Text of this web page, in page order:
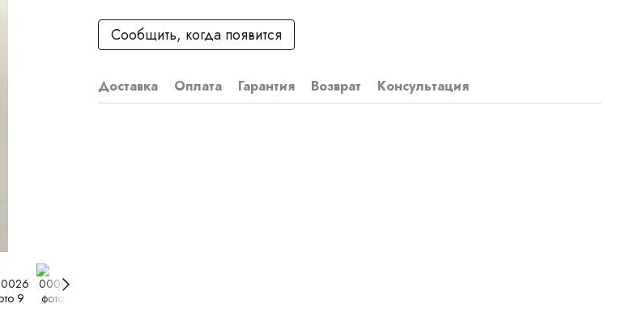
Сообщить, когда появится
Доставка Оплата Гарантия Возврат Консультация